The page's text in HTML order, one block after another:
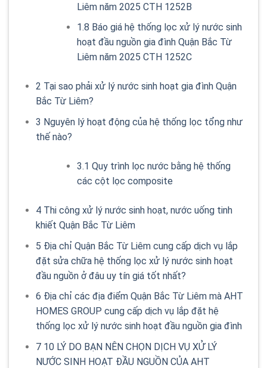
Liêm năm 2025 CTH 1252B
1.8 Báo giá hệ thống lọc xử lý nước sinh
hoạt đầu nguồn gia đình Quận Bắc Từ
Liêm năm 2025 CTH 1252C
2 Tại sao phải xử lý nước sinh hoạt gia đình Quận
Bắc Từ Liêm?
3 Nguyên lý hoạt động của hệ thống lọc tổng như
thế nào?
3.1 Quy trình lọc nước bằng hệ thống
các cột lọc composite
4Thi công xử lý nước sinh hoạt, nước uống tinh
khiết Quận Bắc Từ Liêm
5 Địa chỉ Quận Bắc Từ Liêm cung cấp dịch vụ lắp
đặt sửa chữa hệ thống lọc xử lý nước sinh hoạt
đầu nguồn ở đâu uy tín giá tốt nhất?
6 Địa chỉ các địa điểm Quận Bắc Từ Liêm mà AHT
HOMES GROUP cung cấp dịch vụ lắp đặt hệ
thống lọc xử lý nước sinh hoạt đầu nguồn gia đình
710 LÝ DO BẠN NÊN CHỌN DỊCH VỤ XỬ LÝ
NƯỚC SINH HOẠT ĐẦU NGUỒN CỦA AHT